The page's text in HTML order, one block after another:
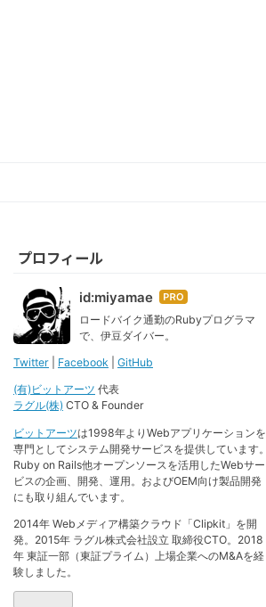
プロフィール
id:miyamae はて
なブ
ログ
ロードバイク通勤のRubyプログラマ
で、伊豆ダイバー。
Twitter Facebook GitHub
(有)ビットアーツ 代表
ラグル(株) CTO & Founder
ビットアーツは1998年よりWebアプリケーションを
専門としてシステム開発サービスを提供しています。
Ruby on Rails他オープンソースを活用したWebサー
ビスの企画、開発、運用。およびOEM向け製品開発
にも取り組んでいます。
2014年 Webメディア構築クラウド「Clipkit」を開
発。2015年 ラグル株式会社設立 取締役CTO。2018
年 東証一部（東証プライム）上場企業へのM&Aを経
験しました。